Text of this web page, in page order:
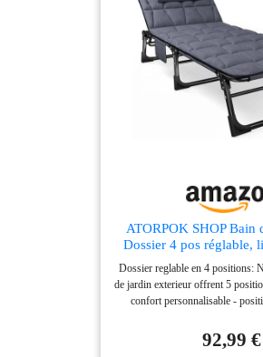
ATORPOK SHOP Bain
Dossier 4 pos réglable,
Multi-usages Portable et
inclinable pour Jardin/
Matelas rembourré et
Dossier reglable en 4 positions:
de jardin exterieur offrent 5
confort personnalisable -
allongee pour profiter du soleil.
terrasses ou tout espace
92,99 €